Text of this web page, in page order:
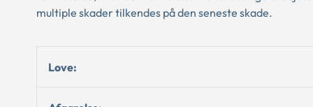
multiple skader tilkendes på den seneste skade.
Love: